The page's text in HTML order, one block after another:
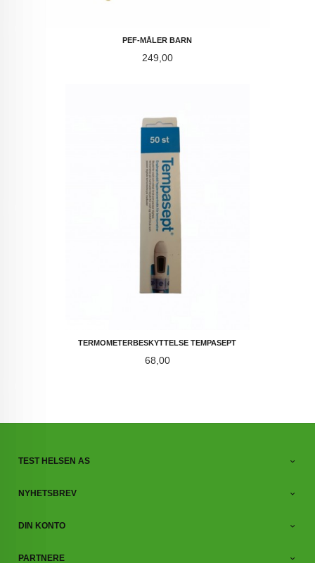
PEF-MÅLER BARN
Pris
249,00
TERMOMETERBESKYTTELSE TEMPASEPT
Pris
68,00
TEST HELSEN AS
NYHETSBREV
DIN KONTO
PARTNERE